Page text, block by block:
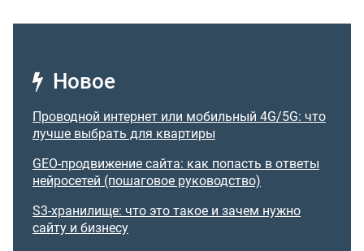
Новое
Проводной интернет или мобильный 4G/5G: что
лучше выбрать для квартиры
GEO-продвижение сайта: как попасть в ответы
нейросетей (пошаговое руководство)
S3-хранилище: что это такое и зачем нужно
сайту и бизнесу